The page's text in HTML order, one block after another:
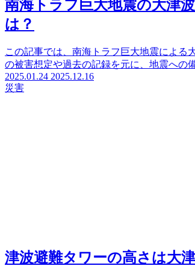
南海トラフ巨大地震の大津
は？
この記事では、南海トラフ巨大地震による
の被害想定や過去の記録を元に、地震への
2025.01.24 2025.12.16
災害
津波避難タワーの高さは大